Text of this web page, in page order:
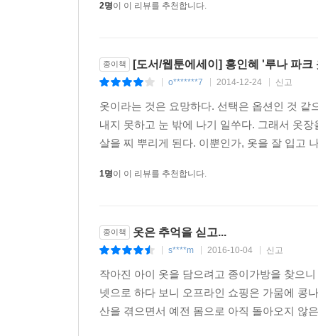
2명이 이 리뷰를 추천합니다.
종이책 [도서/웹툰에세이] 홍인혜 '루나 파크
o*******7 2014-12-24 신고
옷이라는 것은 요망하다. 선택은 옵션인 것
내지 못하고 눈 밖에 나기 일쑤다. 그래서 옷
살을 찌 뿌리게 된다. 이뿐인가, 옷을 잘 입고
1명이 이 리뷰를 추천합니다.
종이책 옷은 추억을 싣고...
s****m 2016-10-04 신고
작아진 아이 옷을 담으려고 종이가방을 찾으
넷으로 하다 보니 오프라인 쇼핑은 가뭄에 콩
산을 겪으면서 예전 몸으로 아직 돌아오지 않